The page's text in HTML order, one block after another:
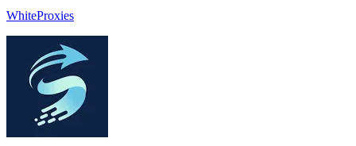
WhiteProxies